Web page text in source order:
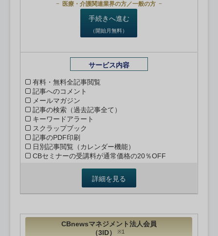
医療・介護関連業界の方／一般の方
手続きへ進む
（開始月無料）
サービス内容
有料・無料全記事閲覧
記事へのコメント
メールマガジン
記事の検索（過去記事全て）
キーワードアラート
スクラップブック
記事のPDF印刷
日別記事閲覧（カレンダー機能）
CBセミナーの受講料が通常価格の20％OFF
詳細を見る
CBnewsマネジメント法人会員
（3ID）
※1